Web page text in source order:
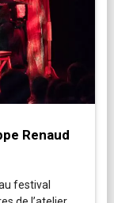
Renaud
festival